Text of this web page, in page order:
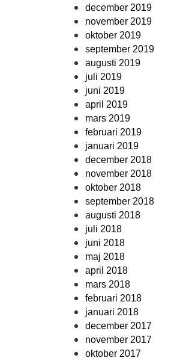
december 2019
november 2019
oktober 2019
september 2019
augusti 2019
juli 2019
juni 2019
april 2019
mars 2019
februari 2019
januari 2019
december 2018
november 2018
oktober 2018
september 2018
augusti 2018
juli 2018
juni 2018
maj 2018
april 2018
mars 2018
februari 2018
januari 2018
december 2017
november 2017
oktober 2017